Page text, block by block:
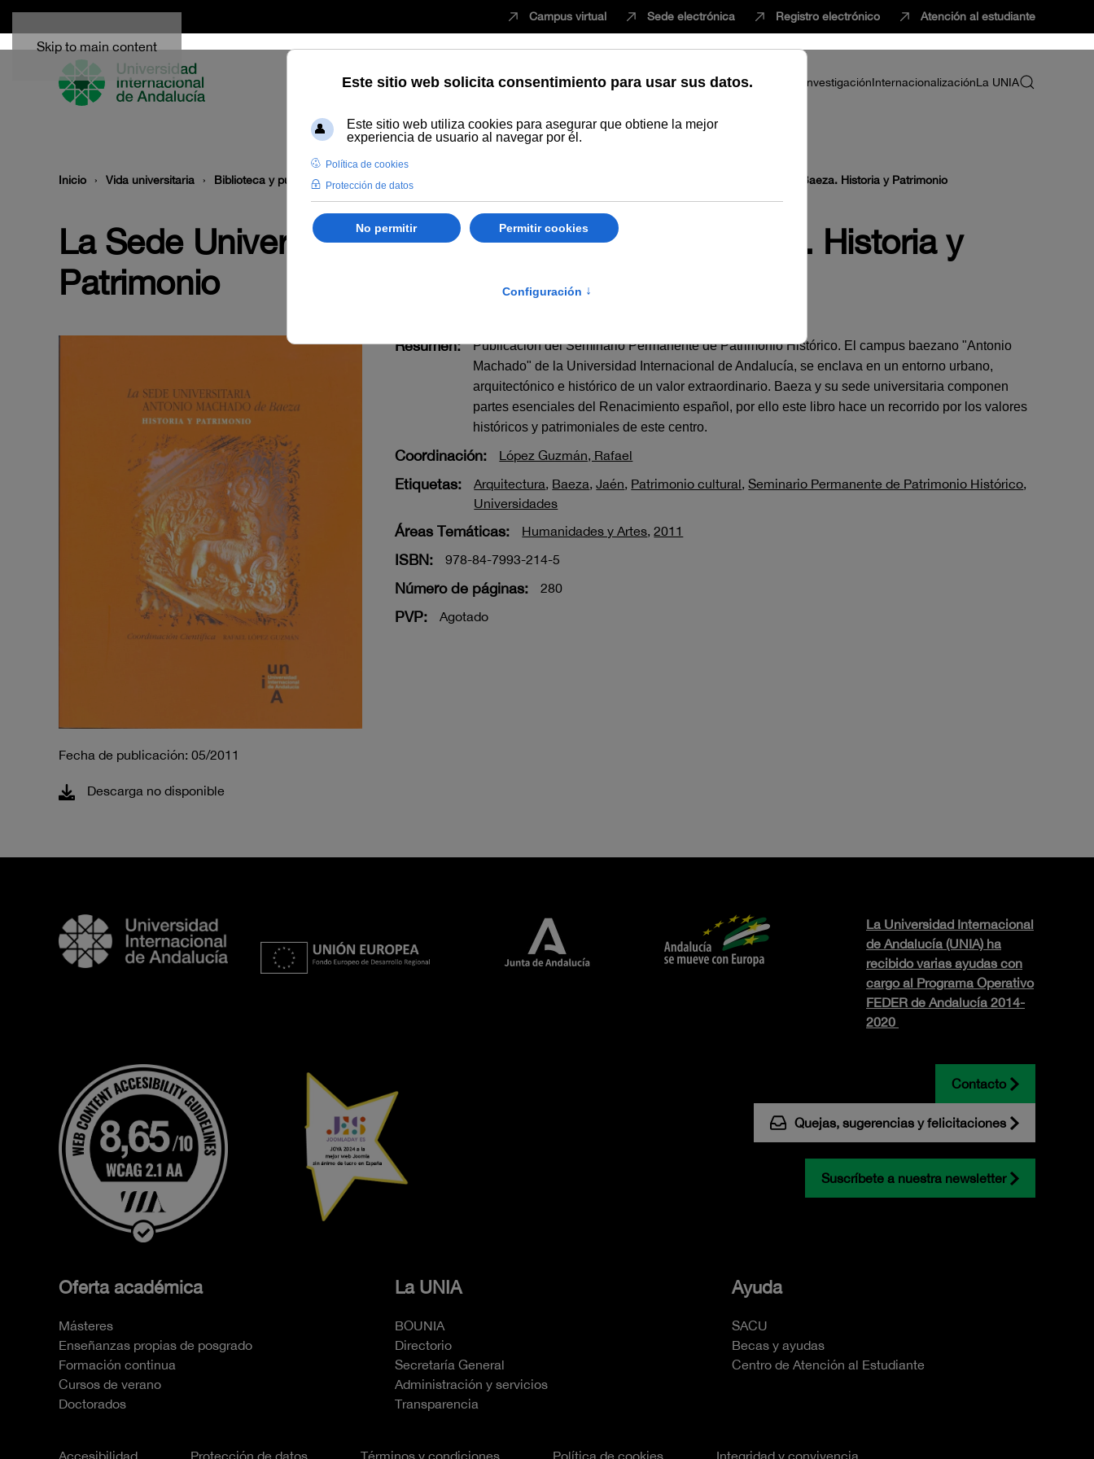
Skip to main content
Campus virtual Sede electrónica Registro electrónico Atención al estudiante
EstudiarInnovaciónVida universitariaProfesorado InvestigaciónInternacionalizaciónLa UNIA
Inicio Vida universitaria Biblioteca y publicaciones Publicaciones La Sede Universitaria Antonio Machado de Baeza. Historia y Patrimonio
La Sede Universitaria Antonio Machado de Baeza. Historia y
Patrimonio
Fecha de publicación: 05/2011
Descarga no disponible
Resumen:
Publicación del Seminario Permanente de Patrimonio Histórico. El campus baezano "Antonio
Machado" de la Universidad Internacional de Andalucía, se enclava en un entorno urbano,
arquitectónico e histórico de un valor extraordinario. Baeza y su sede universitaria componen
partes esenciales del Renacimiento español, por ello este libro hace un recorrido por los valores
históricos y patrimoniales de este centro.
Coordinación: López Guzmán, Rafael
Etiquetas: Arquitectura, Baeza,Jaén, Patrimonio cultural,Seminario Permanente de Patrimonio Histórico,
Universidades
Áreas Temáticas: Humanidades y Artes,2011
ISBN: 978-84-7993-214-5
Número de páginas: 280
PVP: Agotado
La Universidad Internacional
de Andalucía (UNIA) ha
recibido varias ayudas con
cargo al Programa Operativo
FEDER de Andalucía 2014-
2020
Contacto
Quejas, sugerencias y felicitaciones
Suscríbete a nuestra newsletter
Oferta académica
Másteres
Enseñanzas propias de posgrado
Formación continua
Cursos de verano
Doctorados
La UNIA
BOUNIA
Directorio
Secretaría General
Administración y servicios
Transparencia
Ayuda
SACU
Becas y ayudas
Centro de Atención al Estudiante
Accesibilidad Protección de datos Términos y condiciones Política de cookies Integridad y convivencia